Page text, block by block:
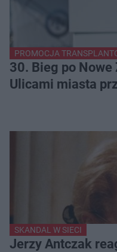
PROMOCJA
30. Bieg po Nowe
Ulicami miasta
SKANDAL W SIECI
Jerzy Antczak